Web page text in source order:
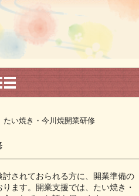
たい焼き・今川焼開業研修
されておられる方に、開業準備の
ます。開業支援では、たい焼き・